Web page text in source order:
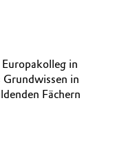
in
in
Fächern